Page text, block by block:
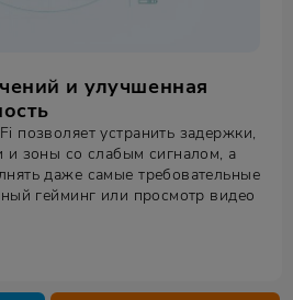
и улучшенная
позволяет устранить задержки,
и зоны со слабым сигналом, а
даже самые требовательные
гейминг или просмотр видео